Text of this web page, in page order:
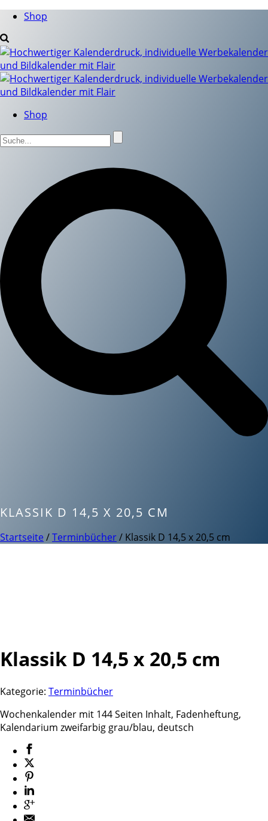
Shop
Shop
KLASSIK D 14,5 X 20,5 CM
Startseite /Terminbücher/ Klassik D 14,5 x 20,5 cm
Klassik D 14,5 x 20,5 cm
Kategorie: Terminbücher
Wochenkalender mit 144 Seiten Inhalt, Fadenheftung,
Kalendarium zweifarbig grau/blau, deutsch